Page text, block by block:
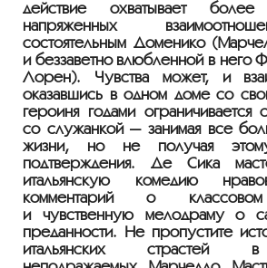
действие охватывает
напряженных
состоятельным Доменико
и беззаветно влюбленной в него
Лорен). Чувства может, и
оказавшись в одном доме со
героиня годами ограничивается
со служанкой — занимая все
жизни, но не получая этому
подтверждения. Де Сика
итальянскую комедию
комментарий о классовом
и чувственную мелодраму о
преданности. Не пропустите
итальянских страстей